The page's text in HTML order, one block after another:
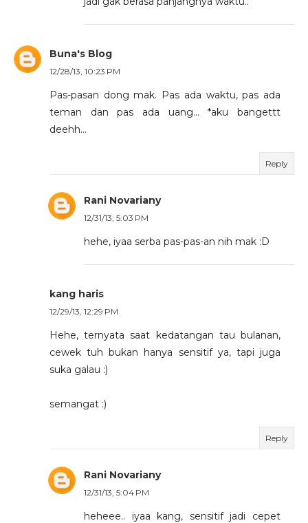
Buna's Blog
12/28/13, 10:23 PM
Pas-pasan dong mak. Pas ada waktu, pas ada
teman dan pas ada uang... *aku bangettt
deehh...
Reply
Rani Novariany
12/31/13, 5:03 PM
hehe, iyaa serba pas-pas-an nih mak :D
kang haris
12/29/13, 12:29 PM
Hehe, ternyata saat kedatangan tau bulanan,
cewek tuh bukan hanya sensitif ya, tapi juga
suka galau :)
semangat :)
Reply
Rani Novariany
12/31/13, 5:04 PM
heheee.. iyaa kang, sensitif jadi cepet